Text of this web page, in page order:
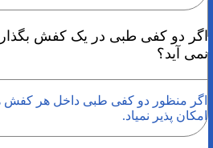
اگر دو کفی طبی در یک کفش
نمی آید؟
اگر منظور دو کفی طبی داخل هر
امکان پذیر نمیاد.